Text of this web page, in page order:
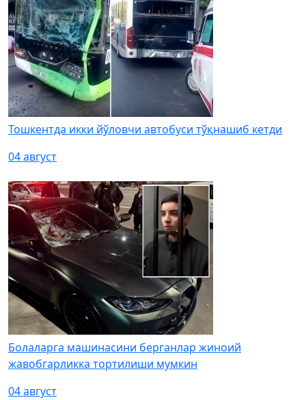
Тошкентда икки йўловчи автобуси тўқнашиб кетди
04 август
Болаларга машинасини берганлар жиноий
жавобгарликка тортилиши мумкин
04 август